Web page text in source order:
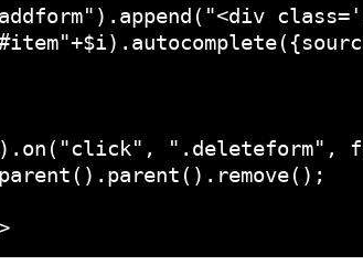
).append( "<div
).on( "click" , ".deleteform" ,